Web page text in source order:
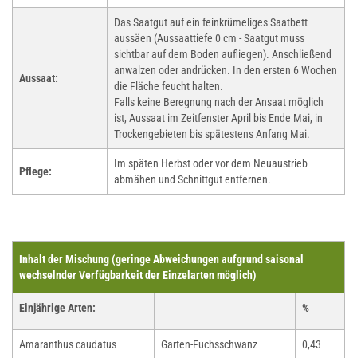
Aussaat:
Das Saatgut auf ein feinkrümeliges Saatbett
aussäen (Aussaattiefe 0 cm - Saatgut muss
sichtbar auf dem Boden aufliegen). Anschließend
anwalzen oder andrücken. In den ersten 6 Wochen
die Fläche feucht halten.
Falls keine Beregnung nach der Ansaat möglich
ist, Aussaat im Zeitfenster April bis Ende Mai, in
Trockengebieten bis spätestens Anfang Mai.
Pflege:
Im späten Herbst oder vor dem Neuaustrieb
abmähen und Schnittgut entfernen.
Inhalt der Mischung (geringe Abweichungen aufgrund saisonal
wechselnder Verfügbarkeit der Einzelarten möglich)
Einjährige Arten: %
Amaranthus caudatus Garten-Fuchsschwanz 0,43